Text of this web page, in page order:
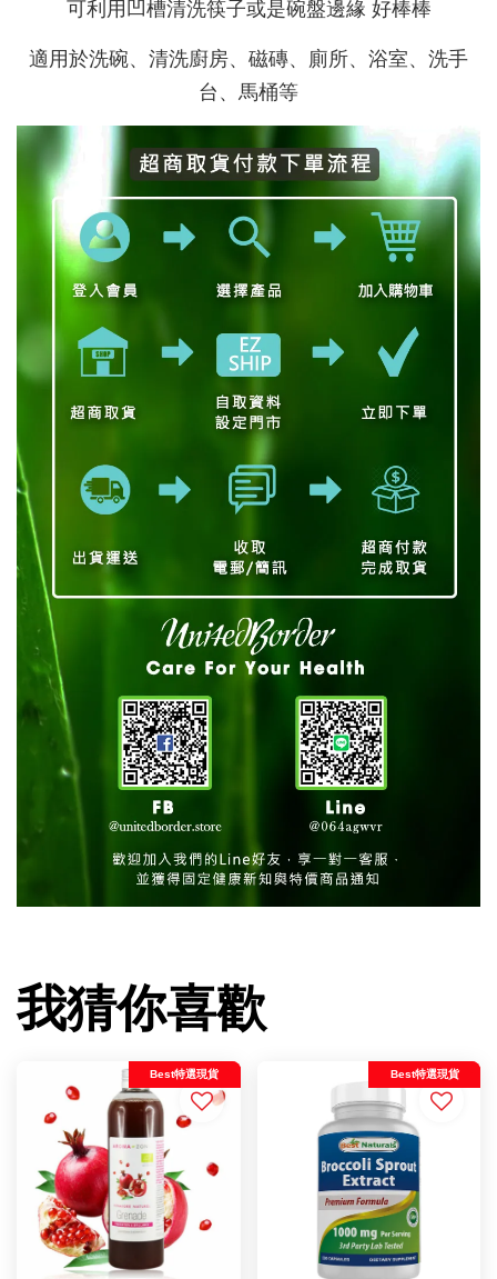
可利用凹槽清洗筷子或是碗盤邊緣 好棒棒
適用於洗碗、清洗廚房、磁磚、廁所、浴室、洗手
台、馬桶等
我猜你喜歡
Best特選現貨 Best特選現貨